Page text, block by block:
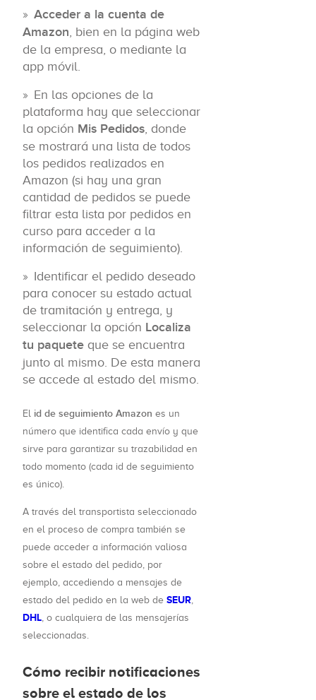
Acceder a la cuenta de
Amazon , bien en la página web
de la empresa, o mediante la
app móvil.
En las opciones de la
plataforma hay que seleccionar
la opción Mis Pedidos , donde
se mostrará una lista de todos
los pedidos realizados en
Amazon (si hay una gran
cantidad de pedidos se puede
filtrar esta lista por pedidos en
curso para acceder a la
información de seguimiento).
Identificar el pedido deseado
para conocer su estado actual
de tramitación y entrega, y
seleccionar la opción Localiza
tu paquete que se encuentra
junto al mismo. De esta manera
se accede al estado del mismo.
El id de seguimiento Amazon es un
número que identifica cada envío y que
sirve para garantizar su trazabilidad en
todo momento (cada id de seguimiento
es único).
A través del transportista seleccionado
en el proceso de compra también se
puede acceder a información valiosa
sobre el estado del pedido, por
ejemplo, accediendo a mensajes de
estado del pedido en la web de SEUR
DHL , o cualquiera de las mensajerías
seleccionadas.
Cómo recibir notificaciones
sobre el estado de los